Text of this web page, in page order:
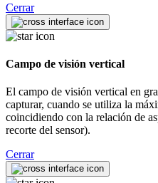
Cerrar
Campo de visión vertical
El campo de visión vertical en
capturar, cuando se utiliza la
coincidiendo con la relación de
recorte del sensor).
Cerrar